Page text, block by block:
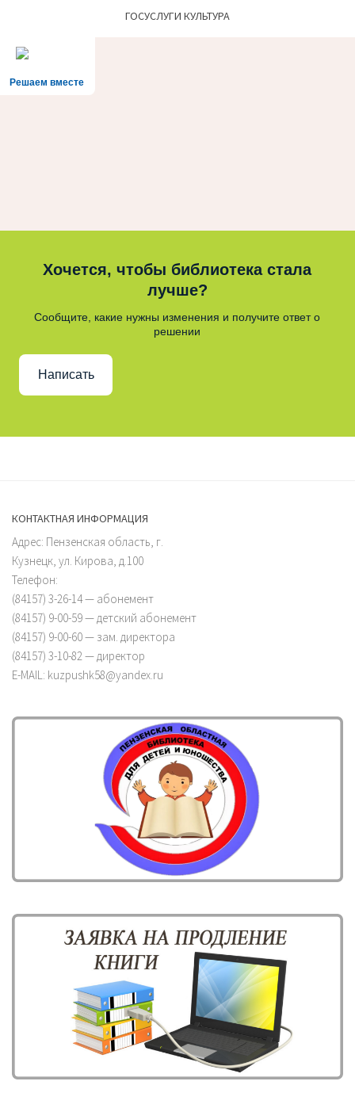
ГОСУСЛУГИ КУЛЬТУРА
Решаем вместе
Хочется, чтобы библиотека стала
лучше?
Сообщите, какие нужны изменения и получите ответ о
решении
Написать
КОНТАКТНАЯ ИНФОРМАЦИЯ
Адрес: Пензенская область, г.
Кузнецк, ул. Кирова, д.100
Телефон:
(84157) 3-26-14 — абонемент
(84157) 9-00-59 — детский абонемент
(84157) 9-00-60 — зам. директора
(84157) 3-10-82 — директор
E-MAIL: kuzpushk58@yandex.ru